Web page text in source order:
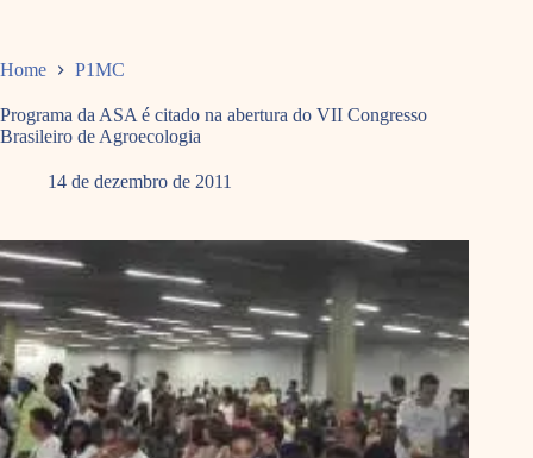
Home P1MC
Programa da ASA é citado na abertura do VII Congresso
Brasileiro de Agroecologia
14 de dezembro de 2011